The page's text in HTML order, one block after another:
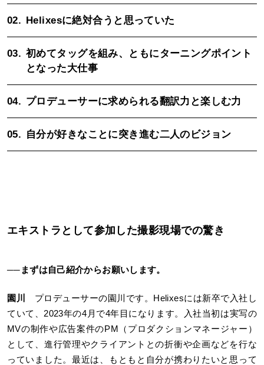
02. Helixesに絶対合うと思っていた
03. 初めてタッグを組み、ともにターニングポイント
となった大仕事
04. プロデューサーに求められる翻訳力と楽しむ力
05. 自分が好きなことに突き進む二人のビジョン
エキストラとして参加した撮影現場での驚き
──まずは自己紹介からお願いします。
園川
プロデューサーの園川です。Helixesには新卒で入社し
ていて、2023年の4月で4年目になります。入社当初は実写の
MVの制作や広告案件のPM（プロダクションマネージャー）
として、進行管理やクライアントとの折衝や企画などを行な
っていました。最近は、もともと自分が携わりたいと思って